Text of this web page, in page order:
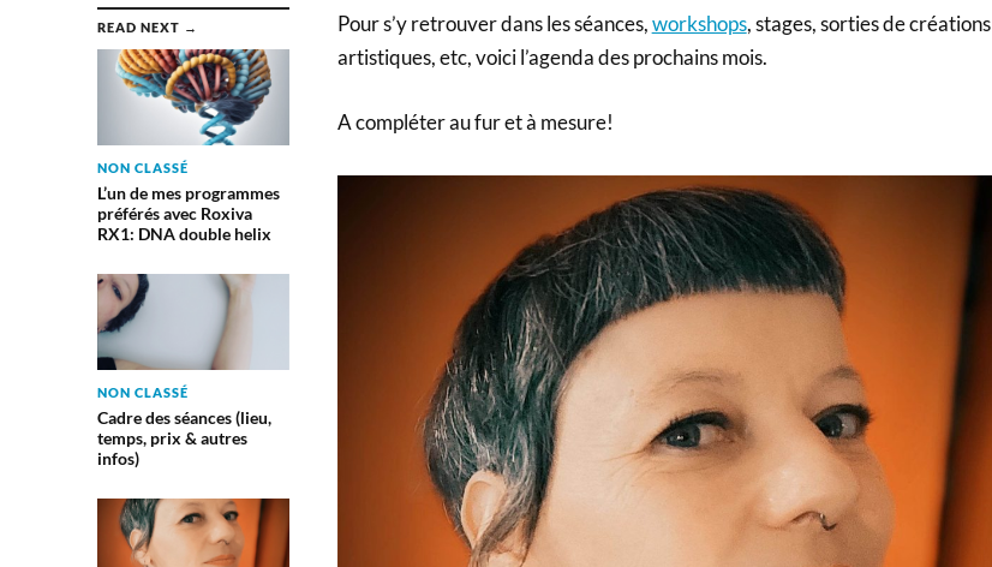
READ NEXT →
NON CLASSÉ
L’un de mes programmes
préférés avec Roxiva
RX1: DNA double helix
NON CLASSÉ
Cadre des séances (lieu,
temps, prix & autres
infos)
Pour s’y retrouver dans les séances,workshops, stages, sorties de créations
artistiques, etc, voici l’agenda des prochains mois.
A compléter au fur et à mesure!